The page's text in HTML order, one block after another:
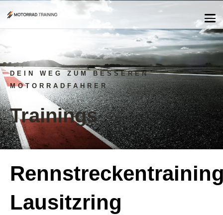
DEIN WEG ZUM BESSEREN
MOTORRADFAHRER
Trainings
Lausitzring